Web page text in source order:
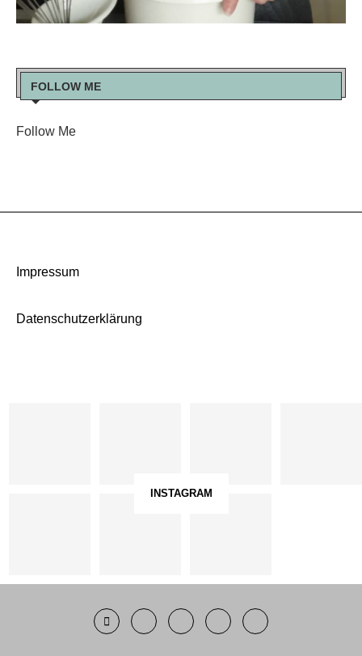
FOLLOW ME
Follow Me
Impressum
Datenschutzerklärung
INSTAGRAM